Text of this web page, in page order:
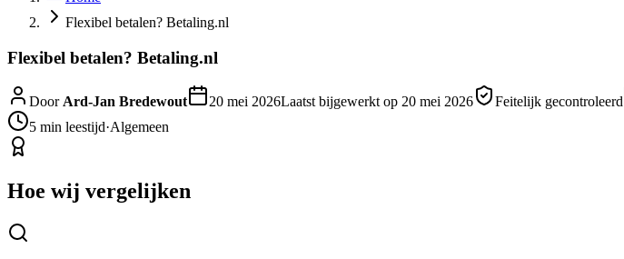
Flexibel betalen? Betaling.nl
Flexibel betalen? Betaling.nl
DoorArd-Jan Bredewout 20 mei 2026Laatst bijgewerkt op 20 mei 2026 Feitelijk gecontroleerd
5 min leestijd·Algemeen
Hoe wij vergelijken